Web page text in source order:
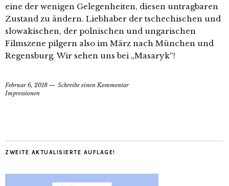
eine der wenigen Gelegenheiten, diesen untragbaren
Zustand zu ändern. Liebhaber der tschechischen und
slowakischen, der polnischen und ungarischen
Filmszene pilgern also im März nach München und
Regensburg. Wir sehen uns bei „Masaryk“!
Februar 6, 2018
Schreibe einen Kommentar
Impressionen
ZWEITE AKTUALISIERTE AUFLAGE!